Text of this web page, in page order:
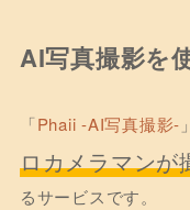
AI写真撮影を
「Phaii -AI写真撮影-
ロカメラマンが
るサービスです。